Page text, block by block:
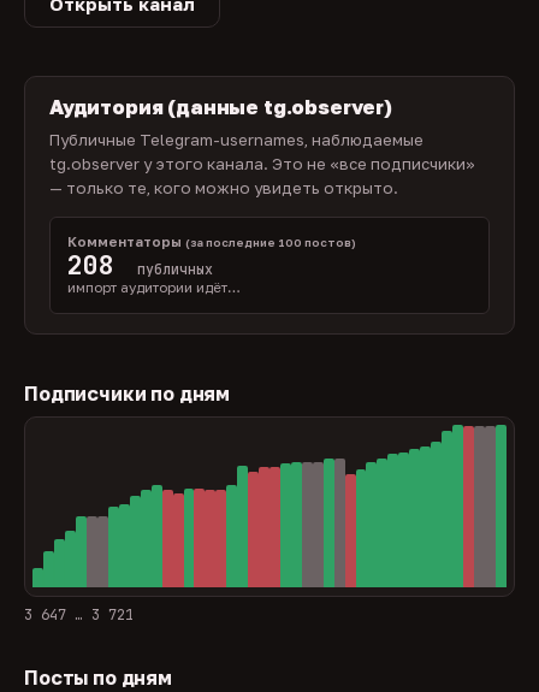
Аудитория (данные tg.observer)
Публичные Telegram-usernames, наблюдаемые
tg.observer у этого канала. Это не «все подписчики»
— только те, кого можно увидеть открыто.
Комментаторы(за последние 100 постов)
208 публичных
импорт аудитории идёт…
Подписчики по дням
3 647 … 3 721
Посты по дням